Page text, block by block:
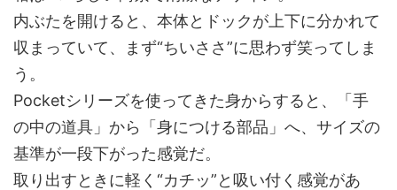
内ぶたを開けると、本体とドックが上下に分かれて
収まっていて、まず“ちいささ”に思わず笑ってしま
う。
Pocketシリーズを使ってきた身からすると、「手
の中の道具」から「身につける部品」へ、サイズの
基準が一段下がった感覚だ。
取り出すときに軽く“カチッ”と吸い付く感覚があ